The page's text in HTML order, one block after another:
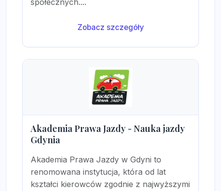
społecznych....
Zobacz szczegóły
Akademia Prawa Jazdy - Nauka jazdy
Gdynia
Akademia Prawa Jazdy w Gdyni to
renomowana instytucja, która od lat
kształci kierowców zgodnie z najwyższymi